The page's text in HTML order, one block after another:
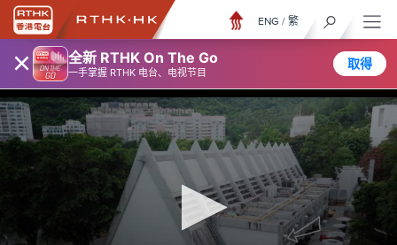
× 全新 RTHK On The Go
一手掌握 RTHK 电台、电视节目
取得
ENG / 繁